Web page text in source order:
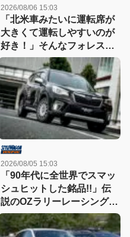
2026/08/06 15:03
「北米車みたいに運転席が
大きくて運転しやすいのが
好き！」そんなフォレスタ
ーを2代乗り継ぎ中!!
2026/08/05 15:03
「90年代に全世界でスマッ
シュヒットした銘品!!」伝
説のOZラリーレーシングを
今だからこそ狙いたい！